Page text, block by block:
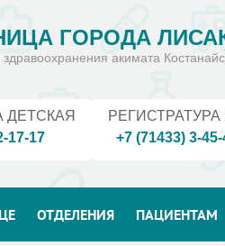
ГОРОДА
акимата
ДЕТСКАЯ
17-17
+7 (71433) 3-
ОТДЕЛЕНИЯ ПАЦИЕНТАМ